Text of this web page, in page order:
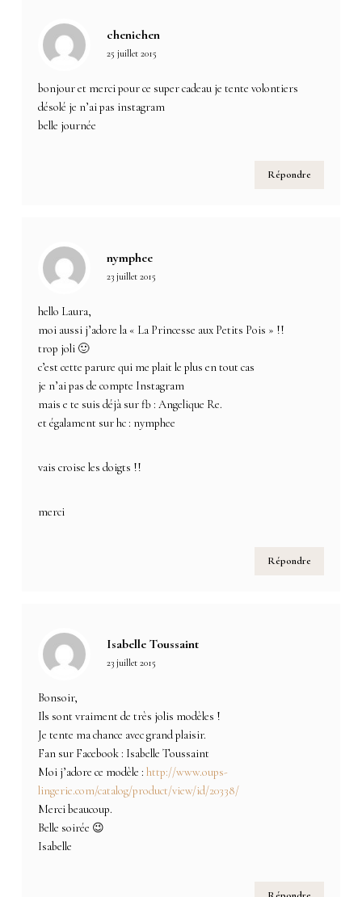
chenichen
25 juillet 2015
bonjour et merci pour ce super cadeau je tente volontiers
désolé je n’ai pas instagram
belle journée
Répondre
nymphee
23 juillet 2015
hello Laura,
moi aussi j’adore la « La Princesse aux Petits Pois » !!
trop joli 🙂
c’est cette parure qui me plait le plus en tout cas
je n’ai pas de compte Instagram
mais e te suis déjà sur fb : Angelique Re.
et égalament sur hc : nymphee
vais croise les doigts !!
merci
Répondre
Isabelle Toussaint
23 juillet 2015
Bonsoir,
Ils sont vraiment de très jolis modèles !
Je tente ma chance avec grand plaisir.
Fan sur Facebook : Isabelle Toussaint
Moi j’adore ce modèle :http://www.oups-
lingerie.com/catalog/product/view/id/20338/
Merci beaucoup.
Belle soirée 😉
Isabelle